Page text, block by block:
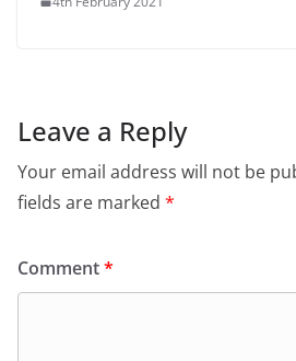
Leave a Reply
Your email address will not be
fields are marked *
Comment*